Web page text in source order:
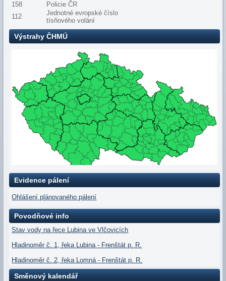
158
Policie ČR
112
Jednotné evropské číslo
tísňového volání
Výstrahy ČHMÚ
Evidence pálení
Ohlášení plánovaného pálení
Povodňové info
Stav vody na řece Lubina ve Vlčovicích
Hladinoměr č. 1, řeka Lubina - Frenštát p. R.
Hladinoměr č. 2, řeka Lomná - Frenštát p. R.
Směnový kalendář